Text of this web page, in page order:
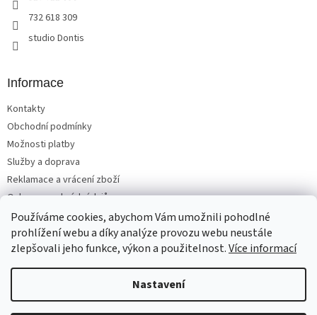
Používáme cookies, abychom Vám umožnili pohodlné
prohlížení webu a díky analýze provozu webu neustále
zlepšovali jeho funkce, výkon a použitelnost.Více informací
Nastavení
732 618 309
studio Dontis
Informace
Kontakty
Obchodní podmínky
Možnosti platby
Služby a doprava
Reklamace a vrácení zboží
Ochrana osobních údajů